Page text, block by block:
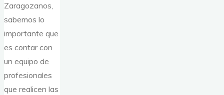
Zaragozanos,
sabemos lo
importante que
es contar con
un equipo de
profesionales
que realicen las